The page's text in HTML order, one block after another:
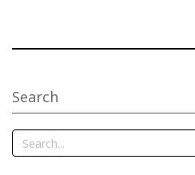
Search